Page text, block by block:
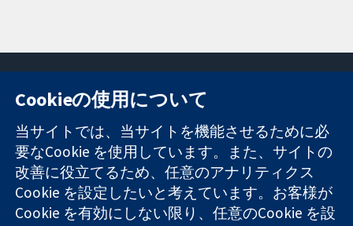
信頼できるエビ
デンスと
情報に基づく意
思決定により
健康のさらなる
11-13 Cavendish
Square
London
W1G 0AN
United Kingdom
お問い合わせ
ニュース
広報
コクランにつ
いて
採用
Cookieの使用について
当サイトでは、当サイトを機能させるために必
要なCookie を使用しています。また、サイトの
改善に役立てるため、任意のアナリティクス
Cookie を設定したいと考えています。お客様が
Cookie を有効にしない限り、任意のCookie を設